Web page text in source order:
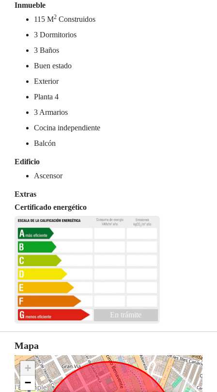
Inmueble
115 M2 Construidos
3 Dormitorios
3 Baños
Buen estado
Exterior
Planta 4
3 Armarios
Cocina independiente
Balcón
Edificio
Ascensor
Extras
Certificado energético
En trámite
Mapa
+
−